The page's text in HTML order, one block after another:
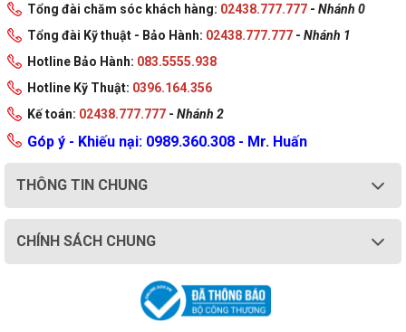
Tổng đài chăm sóc khách hàng: 02438.777.777 - Nhánh 0
Tổng đài Kỹ thuật - Bảo Hành: 02438.777.777 - Nhánh 1
Hotline Bảo Hành: 083.5555.938
Hotline Kỹ Thuật: 0396.164.356
Kế toán: 02438.777.777 - Nhánh 2
Góp ý - Khiếu nại: 0989.360.308 - Mr. Huấn
THÔNG TIN CHUNG
CHÍNH SÁCH CHUNG